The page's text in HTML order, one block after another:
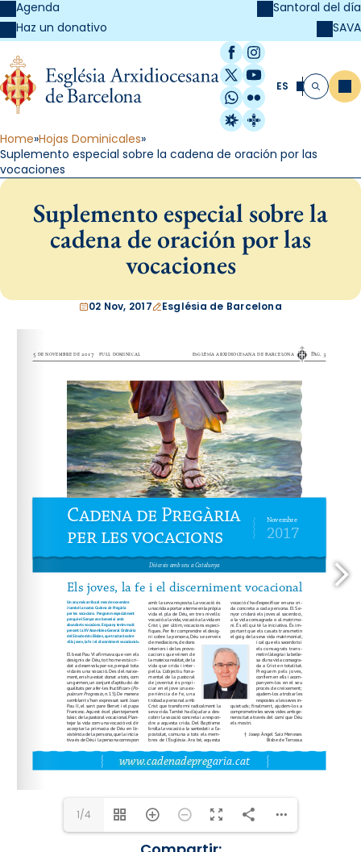
Agenda
Haz un donativo
Santoral del día
SAVA
Facebook
Instagram
X / Twitter
YouTube
WhatsApp
Flickr
Radio Estel
Catalunya
ES Buscar
Home Hojas Dominicales
Suplemento especial sobre la cadena de oración por las
vocaciones
Suplemento especial sobre la
cadena de oración por las
vocaciones
02 Nov, 2017 Església de Barcelona
www.cadenadepregaria.cat
1/4